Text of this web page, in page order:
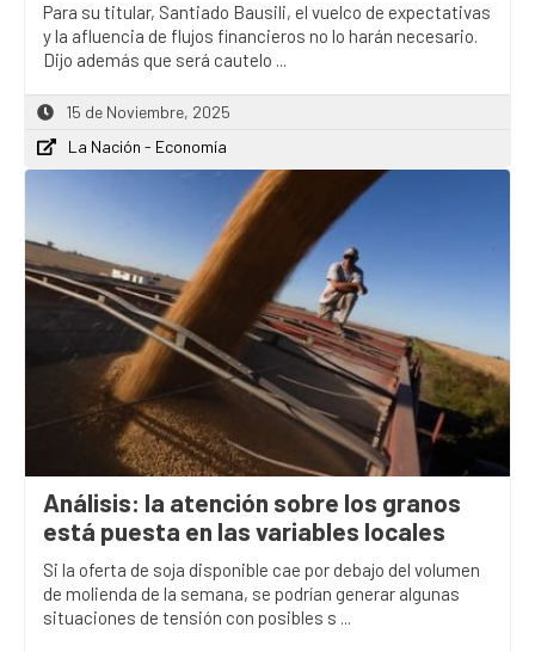
Para su titular, Santiado Bausili, el vuelco de expectativas
y la afluencia de flujos financieros no lo harán necesario.
Dijo además que será cautelo ...
15 de Noviembre, 2025
La Nación - Economía
Análisis: la atención sobre los granos
está puesta en las variables locales
Si la oferta de soja disponible cae por debajo del volumen
de molienda de la semana, se podrían generar algunas
situaciones de tensión con posibles s ...